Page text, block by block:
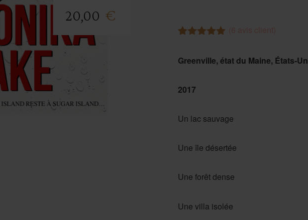
20,00 €
basé sur
Greenville, état du Maine, États-
2017
Un lac sauvage
Une île désertée
Une forêt dense
Une villa isolée